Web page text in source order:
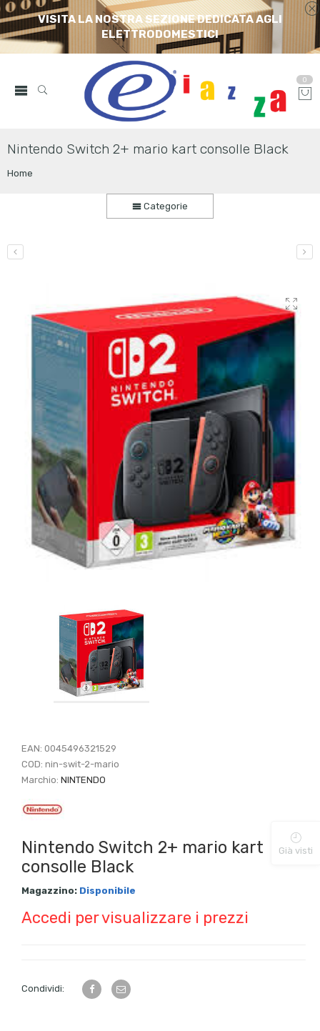
VISITA LA NOSTRA SEZIONE DEDICATA AGLI
ELETTRODOMESTICI
0
Nintendo Switch 2+ mario kart consolle Black
Home
Categorie
EAN:0045496321529
COD:nin-swit-2-mario
Marchio:NINTENDO
Nintendo Switch 2+ mario kart
consolle Black
Magazzino: Disponibile
Accedi per visualizzare i prezzi
Condividi:
Già visti